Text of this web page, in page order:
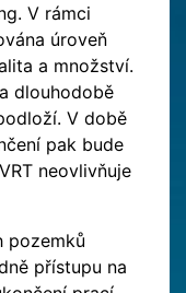
V rámci
úroveň
a množství.
dlouhodobě
V době
pak bude
neovlivňuje
pozemků
přístupu na